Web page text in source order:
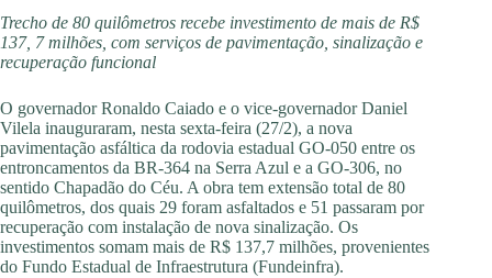
Trecho de 80 quilômetros recebe investimento de mais de R$
137, 7 milhões, com serviços de pavimentação, sinalização e
recuperação funcional
O governador Ronaldo Caiado e o vice-governador Daniel
Vilela inauguraram, nesta sexta-feira (27/2), a nova
pavimentação asfáltica da rodovia estadual GO-050 entre os
entroncamentos da BR-364 na Serra Azul e a GO-306, no
sentido Chapadão do Céu. A obra tem extensão total de 80
quilômetros, dos quais 29 foram asfaltados e 51 passaram por
recuperação com instalação de nova sinalização. Os
investimentos somam mais de R$ 137,7 milhões, provenientes
do Fundo Estadual de Infraestrutura (Fundeinfra).